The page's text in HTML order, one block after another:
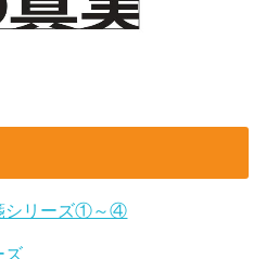
シリーズ①～④
ズ